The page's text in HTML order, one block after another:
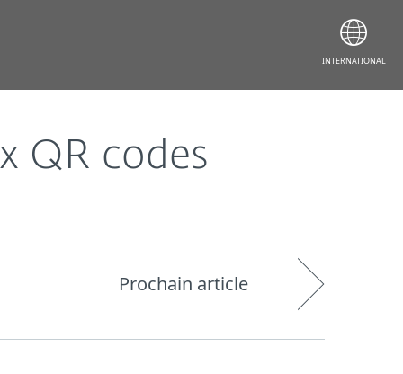
QR codes
Prochain article
INTERNATIONAL